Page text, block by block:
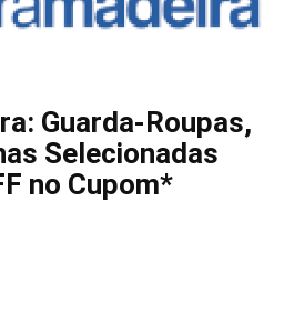
Guarda-Roupas,
Selecionadas
no Cupom*